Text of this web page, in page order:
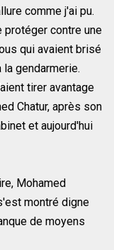
comme j'ai pu.
protéger contre une
qui avaient brisé
gendarmerie.
tirer avantage
Chatur, après son
et aujourd'hui
Mohamed
montré digne
de moyens